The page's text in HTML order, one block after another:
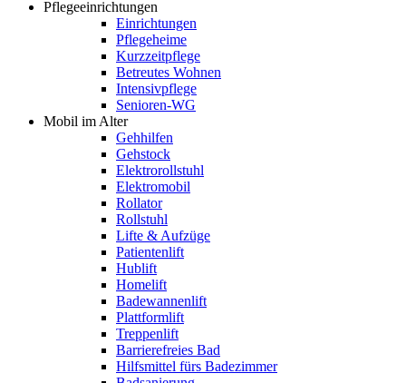
Pflegeeinrichtungen
Einrichtungen
Pflegeheime
Kurzzeitpflege
Betreutes Wohnen
Intensivpflege
Senioren-WG
Mobil im Alter
Gehhilfen
Gehstock
Elektrorollstuhl
Elektromobil
Rollator
Rollstuhl
Lifte & Aufzüge
Patientenlift
Hublift
Homelift
Badewannenlift
Plattformlift
Treppenlift
Barrierefreies Bad
Hilfsmittel fürs Badezimmer